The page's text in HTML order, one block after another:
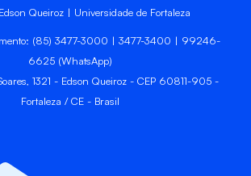
Queiroz | Universidade de Fortaleza
(85) 3477-3000 | 3477-3400 | 99246-
6625 (WhatsApp)
1321 - Edson Queiroz - CEP 60811-905 -
Fortaleza / CE - Brasil